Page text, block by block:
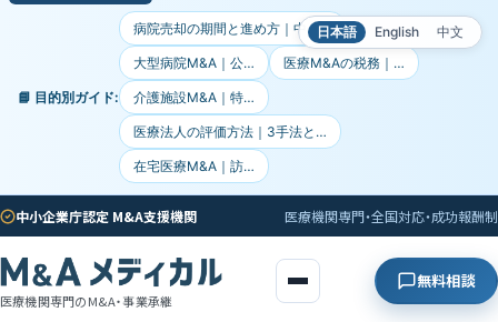
日本語 English 中文
📘 目的別ガイド:
病院売却の期間と進め方｜中小…
大型病院M&A｜公… 医療M&Aの税務｜…
介護施設M&A｜特…
医療法人の評価方法｜3手法と…
在宅医療M&A｜訪…
中小企業庁認定 M&A支援機関 医療機関専門・全国対応・成功報酬制
医療機関専門のM&A・事業承継
無料相談